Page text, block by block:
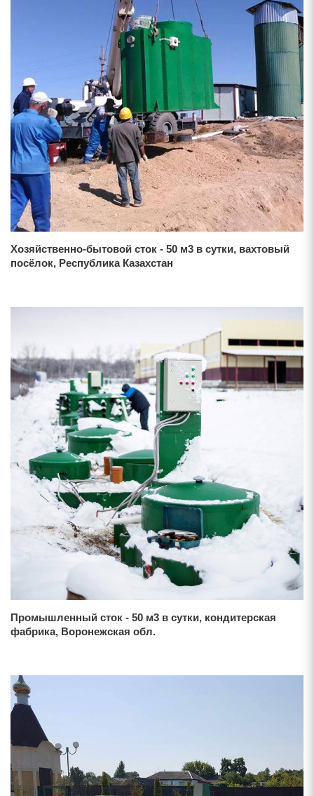
Хозяйственно-бытовой сток - 50 м3 в сутки, вахтовый
посёлок, Республика Казахстан
Промышленный сток - 50 м3 в сутки, кондитерская
фабрика, Воронежская обл.